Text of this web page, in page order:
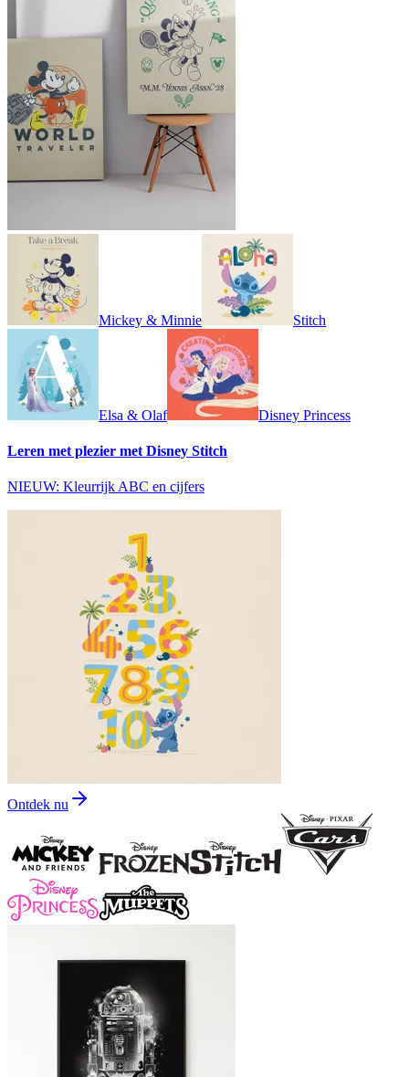
Mickey & Minnie Stitch
Elsa & Olaf Disney Princess
Leren met plezier met Disney Stitch
NIEUW: Kleurrijk ABC en cijfers
Ontdek nu